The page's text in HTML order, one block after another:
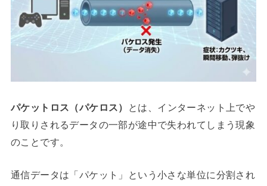
パケットロス（パケロス）
とは、インターネット上でや
り取りされるデータの一部が途中で失われてしまう現象
のことです。
通信データは「パケット」という小さな単位に分割され